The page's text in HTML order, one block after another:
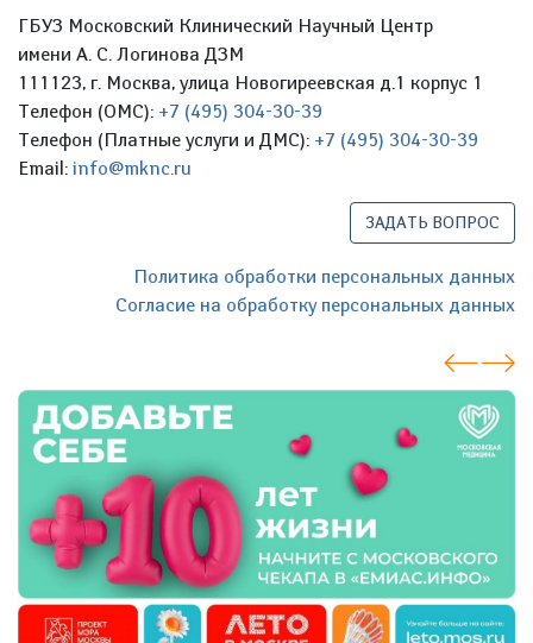
ГБУЗ Московский Клинический Научный Центр
имени А. С. Логинова ДЗМ
111123, г. Москва, улица Новогиреевская д.1 корпус 1
Телефон (ОМС): +7 (495) 304-30-39
Телефон (Платные услуги и ДМС): +7 (495) 304-30-39
Email: info@mknc.ru
ЗАДАТЬ ВОПРОС
Политика обработки персональных данных
Согласие на обработку персональных данных